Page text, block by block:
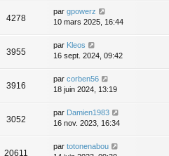
4278
par gpowerz
10 mars 2025, 16:44
3955
par Kleos
16 sept. 2024, 09:42
3916
par corben56
18 juin 2024, 13:19
3052
par Damien1983
16 nov. 2023, 16:34
20611
par totonenabou